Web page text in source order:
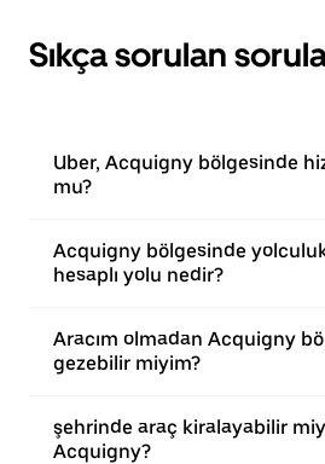
Sıkça sorulan
Uber, Acquigny bölgesinde
mu?
Acquigny bölgesinde
hesaplı yolu nedir?
Aracım olmadan Acquigny
gezebilir miyim?
şehrinde araç kiralayabilir
Acquigny?